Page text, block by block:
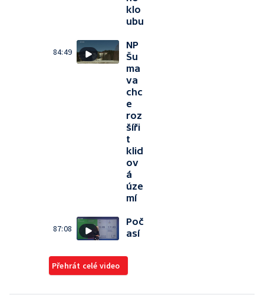
klo
ubu
84:49
NP
Šu
ma
va
chc
e
roz
šíři
t
klid
ov
á
úze
mí
87:08
Poč
así
Přehrát celé video